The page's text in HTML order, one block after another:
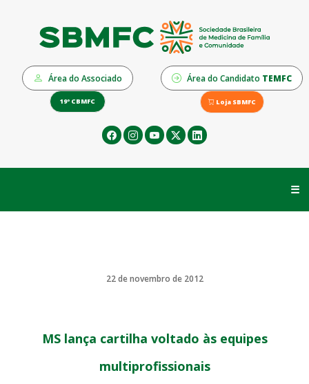
Área do Associado Área do Candidato TEMFC
19º CBMFC Loja SBMFC
☰
22 de novembro de 2012
MS lança cartilha voltado às equipes
multiprofissionais